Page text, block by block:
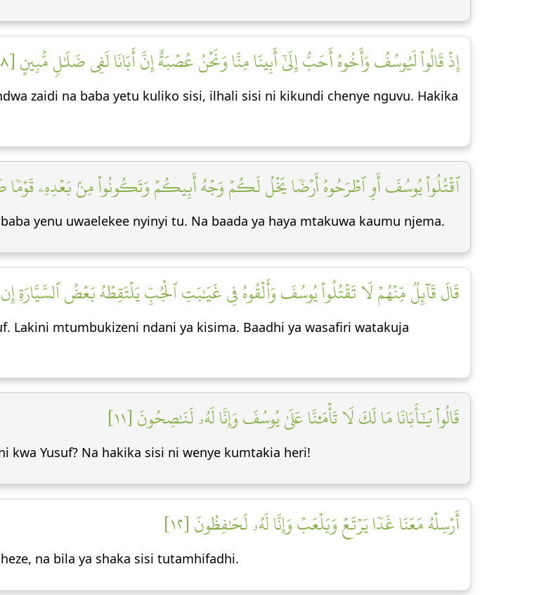
إِذۡ قَالُواْ لَيُوسُفُ وَأَخُوهُ أَحَبُّ إِلَىٰٓ أَبِينَا مِنَّا وَنَحۡنُ عُصۡبَةٌ إِنَّ أَبَانَا لَفِي ضَلَٰلٖ مُّبِينٍ [٨]
zaidi na baba yetu kuliko sisi, ilhali sisi ni kikundi chenye nguvu. Hakika
ٱقۡتُلُواْ يُوسُفَ أَوِ ٱطۡرَحُوهُ أَرۡضٗا يَخۡلُ لَكُمۡ وَجۡهُ أَبِيكُمۡ وَتَكُونُواْ مِنۢ بَعۡدِهِۦ قَوۡمٗا
yenu uwaelekee nyinyi tu. Na baada ya haya mtakuwa kaumu njema.
قَالَ قَآئِلٞ مِّنۡهُمۡ لَا تَقۡتُلُواْ يُوسُفَ وَأَلۡقُوهُ فِي غَيَٰبَتِ ٱلۡجُبِّ يَلۡتَقِطۡهُ بَعۡضُ ٱلسَّيَّارَةِ إِن
Lakini mtumbukizeni ndani ya kisima. Baadhi ya wasafiri watakuja
قَالُواْ يَٰٓأَبَانَا مَا لَكَ لَا تَأۡمَ۬نَّا عَلَىٰ يُوسُفَ وَإِنَّا لَهُۥ لَنَٰصِحُونَ [١١]
kwa Yusuf? Na hakika sisi ni wenye kumtakia heri!
أَرۡسِلۡهُ مَعَنَا غَدٗا يَرۡتَعۡ وَيَلۡعَبۡ وَإِنَّا لَهُۥ لَحَٰفِظُونَ [١٢]
na bila ya shaka sisi tutamhifadhi.